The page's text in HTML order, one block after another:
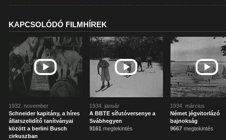
KAPCSOLÓDÓ FILMHÍREK
1932. november
Schneider kapitány, a híres
állatszelidítő tanítványai
között a berlini Busch
cirkuszban
1934. január
A BBTE sífutóversenye a
Svábhegyen
9161 megtekintés
1934. március
Német jégvitorlázó
bajnokság
9667 megtekintés